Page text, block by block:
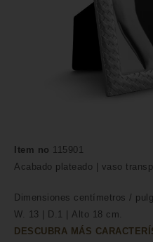
Item no 115901
Acabado plateado | vaso
Dimensiones centímetros /
W. 13 | D.1 | Alto 18 cm.
DESCUBRA MÁS